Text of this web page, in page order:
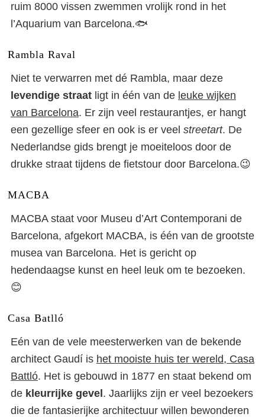
ruim 8000 vissen zwemmen vrolijk rond in het
l’Aquarium van Barcelona.🐟
Rambla Raval
Niet te verwarren met dé Rambla, maar deze
levendige straat ligt in één van de leuke wijken
van Barcelona. Er zijn veel restaurantjes, er hangt
een gezellige sfeer en ook is er veel streetart. De
Nederlandse gids brengt je moeiteloos door de
drukke straat tijdens de fietstour door Barcelona.😉
MACBA
MACBA staat voor Museu d’Art Contemporani de
Barcelona, afgekort MACBA, is één van de grootste
musea van Barcelona. Het is gericht op
hedendaagse kunst en heel leuk om te bezoeken.
😊
Casa Batlló
Eén van de vele meesterwerken van de bekende
architect Gaudí is het mooiste huis ter wereld, Casa
Battló. Het is gebouwd in 1877 en staat bekend om
de kleurrijke gevel . Jaarlijks zijn er veel bezoekers
die de fantasierijke architectuur willen bewonderen